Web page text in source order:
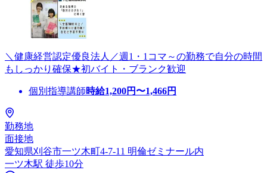
＼健康経営認定優良法人／週1・1コマ～の勤務で自分の時間
もしっかり確保★初バイト・ブランク歓迎
個別指導講師時給1,200円〜1,466円
勤務地
面接地
愛知県刈谷市一ツ木町4-7-11 明倫ゼミナール内
一ツ木駅 徒歩10分